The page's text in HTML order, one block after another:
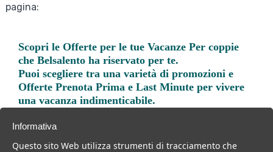
pagina:
Scopri leOfferte per le tue Vacanze Per coppie
che Belsalento ha riservato per te.
Puoi scegliere tra una varietà di promozioni e
Offerte Prenota Prima e Last Minute per vivere
una vacanza indimenticabile.
Informativa
Questo sito Web utilizza strumenti di tracciamento che